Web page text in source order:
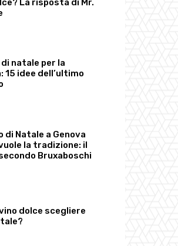
La risposta di Mr.
di natale per la
15 idee dell’ultimo
di Natale a Genova
la tradizione: il
Bruxaboschi
dolce scegliere